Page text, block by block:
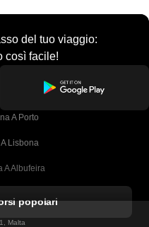
del tuo viaggio:
così facile!
A Porto
Lisbona
A Albufeira
A Lagos
popolari
Malta